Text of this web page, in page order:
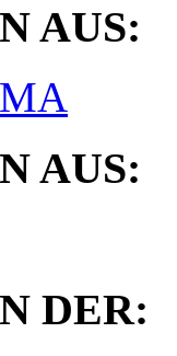
AUS:
AUS:
DER: